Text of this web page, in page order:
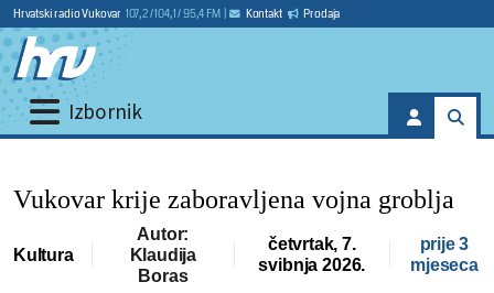
Hrvatski radio Vukovar 107,2 / 104,1 / 95,4 FM Kontakt Prodaja
Izbornik
Vukovar krije zaboravljena vojna groblja
Kultura
Autor:
Klaudija
Boras
četvrtak, 7.
svibnja 2026.
prije 3
mjeseca